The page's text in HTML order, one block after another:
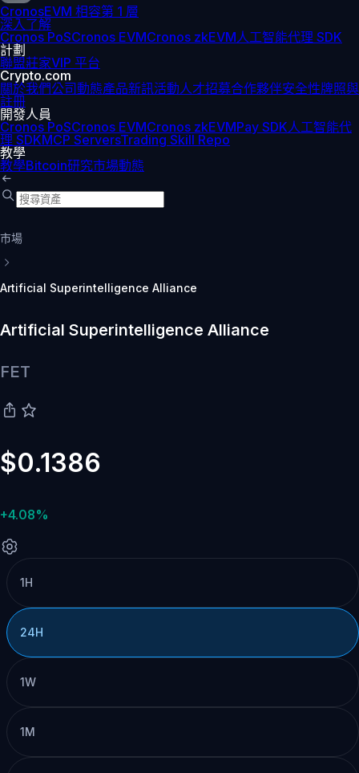
CronosEVM 相容第 1 層
深入了解
Cronos PoSCronos EVMCronos zkEVM人工智能代理 SDK
計劃
聯盟莊家VIP 平台
Crypto.com
關於我們公司動態產品新訊活動人才招募合作夥伴安全性牌照與
註冊
開發人員
Cronos PoSCronos EVMCronos zkEVMPay SDK人工智能代
理 SDKMCP ServersTrading Skill Repo
教學
教學Bitcoin研究市場動態
市場
Artificial Superintelligence Alliance
Artificial Superintelligence Alliance
FET
$0.1386
+4.08%
1H
24H
1W
1M